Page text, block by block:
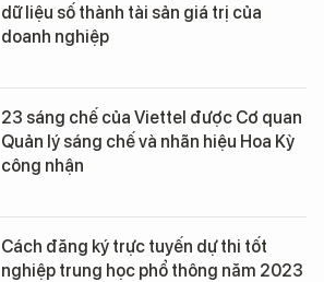
dữ liệu số thành tài sản giá trị của
doanh nghiệp
23 sáng chế của Viettel được Cơ quan
Quản lý sáng chế và nhãn hiệu Hoa Kỳ
công nhận
Cách đăng ký trực tuyến dự thi tốt
nghiệp trung học phổ thông năm 2023